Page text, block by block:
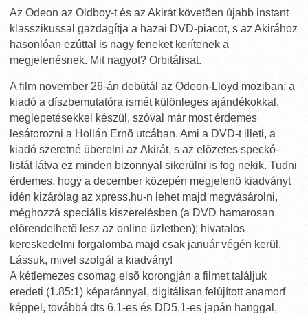
Az Odeon az Oldboy-t és az Akirát követõen újabb instant
klasszikussal gazdagítja a hazai DVD-piacot, s az Akirához
hasonlóan ezúttal is nagy feneket kerítenek a
megjelenésnek. Mit nagyot? Orbitálisat.
A film november 26-án debütál az Odeon-Lloyd moziban: a
kiadó a díszbemutatóra ismét különleges ajándékokkal,
meglepetésekkel készül, szóval már most érdemes
lesátorozni a Hollán Ernõ utcában. Ami a DVD-t illeti, a
kiadó szeretné überelni az Akirát, s az elõzetes speckó-
listát látva ez minden bizonnyal sikerülni is fog nekik. Tudni
érdemes, hogy a december közepén megjelenõ kiadványt
idén kizárólag az xpress.hu-n lehet majd megvásárolni,
méghozzá speciális kiszerelésben (a DVD hamarosan
elõrendelhetõ lesz az online üzletben); hivatalos
kereskedelmi forgalomba majd csak január végén kerül.
Lássuk, mivel szolgál a kiadvány!
A kétlemezes csomag elsõ korongján a filmet találjuk
eredeti (1.85:1) képaránnyal, digitálisan felújított anamorf
képpel, továbbá dts 6.1-es és DD5.1-es japán hanggal,